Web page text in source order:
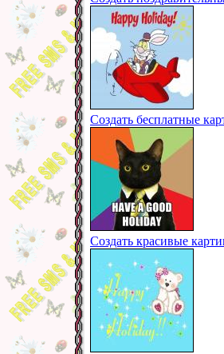
Создать бесплатные
Создать красивые